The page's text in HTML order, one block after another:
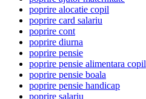
poprire alocatie copil
poprire card salariu
poprire cont
poprire diurna
poprire pensie
poprire pensie alimentara copil
poprire pensie boala
poprire pensie handicap
poprire salariu